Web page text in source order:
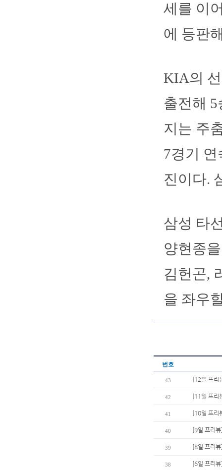
세를 이
에 등판
KIA의
출전해
지는 주
7경기
진이다.
삼성 타
양현종
김헌곤,
을 좌우
번호
43 [12일 프리
42 [11일 프리
41 [10일 프리
40 [9일 프리
39 [8일 프리
38 [6일 프리